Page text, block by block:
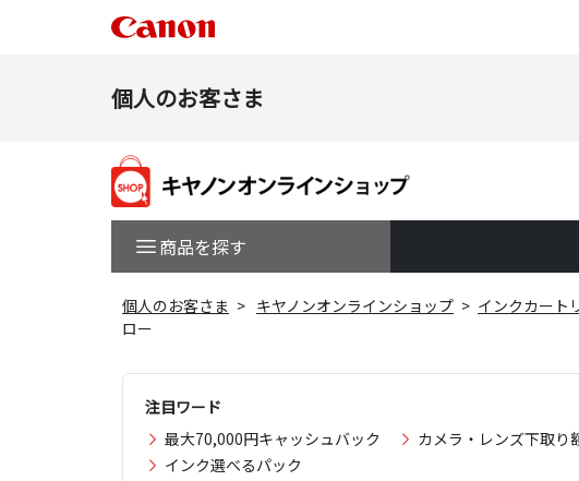
個人のお客さま
商品を探す
個人のお客さま キヤノンオンラインショップ インクカート
ロー
注目ワード
最大70,000円キャッシュバック
カメラ・レンズ下取り
インク選べるパック